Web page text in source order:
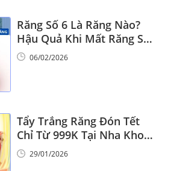
Răng Số 6 Là Răng Nào?
Hậu Quả Khi Mất Răng Số
6
06/02/2026
Tẩy Trắng Răng Đón Tết
Chỉ Từ 999K Tại Nha Khoa
Vinalign
29/01/2026